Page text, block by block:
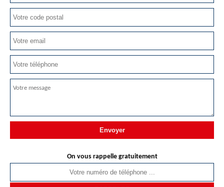
On vous rappelle gratuitement